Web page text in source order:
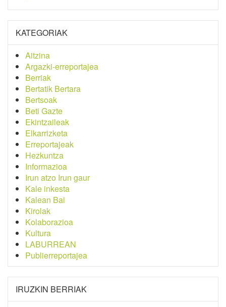
KATEGORIAK
Aitzina
Argazki-erreportajea
Berriak
Bertatik Bertara
Bertsoak
Beti Gazte
Ekintzaileak
Elkarrizketa
Erreportajeak
Hezkuntza
Informazioa
Irun atzo Irun gaur
Kale inkesta
Kalean Bai
Kirolak
Kolaborazioa
Kultura
LABURREAN
Publierreportajea
IRUZKIN BERRIAK